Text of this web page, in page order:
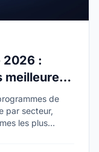
2026 :
meilleures
de
par secteur,
les plus